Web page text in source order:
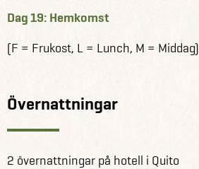
Dag 19: Hemkomst
(F = Frukost, L = Lunch, M = Middag)
Övernattningar
2 övernattningar på hotell i Quito